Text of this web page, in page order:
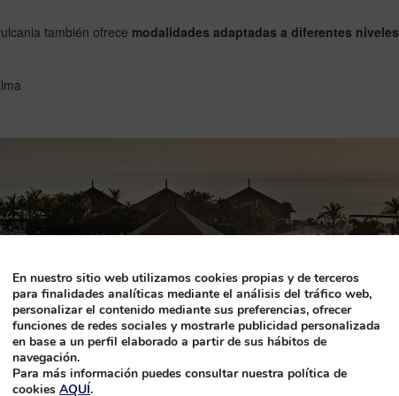
interact
a
the
question
mark
get
the
keyboard
shortcuts
for
changing
dates.
también ofrece modalidades adaptadas a diferentes niveles
En nuestro sitio web utilizamos cookies propias y de terceros
para finalidades analíticas mediante el análisis del tráfico web,
personalizar el contenido mediante sus preferencias, ofrecer
funciones de redes sociales y mostrarle publicidad personalizada
en base a un perfil elaborado a partir de sus hábitos de
navegación.
Para más información puedes consultar nuestra política de
cookies AQUÍ.